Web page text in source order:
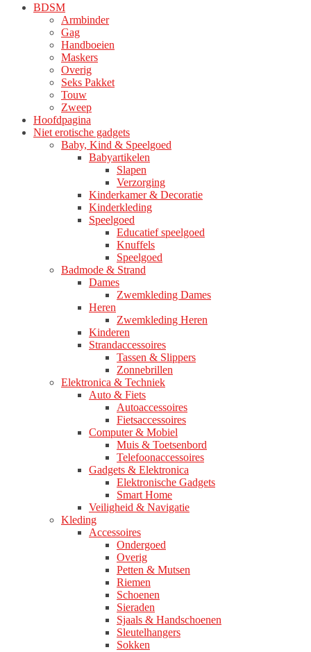
BDSM
Armbinder
Gag
Handboeien
Maskers
Overig
Seks Pakket
Touw
Zweep
Hoofdpagina
Niet erotische gadgets
Baby, Kind & Speelgoed
Babyartikelen
Slapen
Verzorging
Kinderkamer & Decoratie
Kinderkleding
Speelgoed
Educatief speelgoed
Knuffels
Speelgoed
Badmode & Strand
Dames
Zwemkleding Dames
Heren
Zwemkleding Heren
Kinderen
Strandaccessoires
Tassen & Slippers
Zonnebrillen
Elektronica & Techniek
Auto & Fiets
Autoaccessoires
Fietsaccessoires
Computer & Mobiel
Muis & Toetsenbord
Telefoonaccessoires
Gadgets & Elektronica
Elektronische Gadgets
Smart Home
Veiligheid & Navigatie
Kleding
Accessoires
Ondergoed
Overig
Petten & Mutsen
Riemen
Schoenen
Sieraden
Sjaals & Handschoenen
Sleutelhangers
Sokken